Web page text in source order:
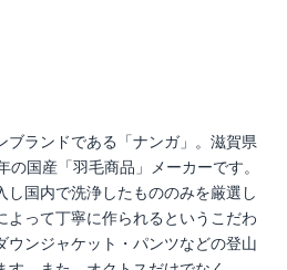
ブランドである「ナンガ」。滋賀県
国産「羽毛商品」メーカーです。
し国内で洗浄したもののみを厳選し
よって丁寧に作られるというこだわ
ウンジャケット・パンツなどの登山